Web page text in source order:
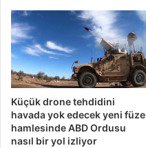
Küçük drone tehdidini
havada yok edecek yeni füze
hamlesinde ABD Ordusu
nasıl bir yol izliyor